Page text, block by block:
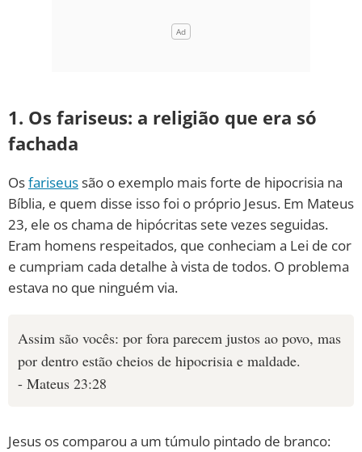
QUEM SOMOS
1. Os fariseus: a religião que era só
fachada
Osfariseussão o exemplo mais forte de hipocrisia na
Bíblia, e quem disse isso foi o próprio Jesus. Em Mateus
23, ele os chama de hipócritas sete vezes seguidas.
Eram homens respeitados, que conheciam a Lei de cor
e cumpriam cada detalhe à vista de todos. O problema
estava no que ninguém via.
Assim são vocês: por fora parecem justos ao povo, mas
por dentro estão cheios de hipocrisia e maldade.
- Mateus 23:28
Jesus os comparou a um túmulo pintado de branco: